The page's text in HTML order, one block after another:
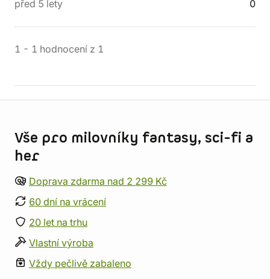
před 5 lety 0
1 - 1 hodnocení z 1
Vše pro milovníky fantasy, sci-fi a
her
Doprava zdarma nad 2 299 Kč
60 dní na vrácení
20 let na trhu
Vlastní výroba
Vždy pečlivě zabaleno